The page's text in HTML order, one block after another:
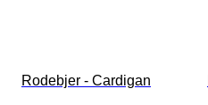
Rodebjer - Cardigan